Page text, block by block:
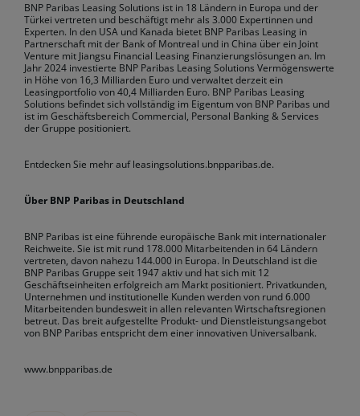
BNP Paribas Leasing Solutions ist in 18 Ländern in Europa und der
Türkei vertreten und beschäftigt mehr als 3.000 Expertinnen und
Experten. In den USA und Kanada bietet BNP Paribas Leasing in
Partnerschaft mit der Bank of Montreal und in China über ein Joint
Venture mit Jiangsu Financial Leasing Finanzierungslösungen an. Im
Jahr 2024 investierte BNP Paribas Leasing Solutions Vermögenswerte
in Höhe von 16,3 Milliarden Euro und verwaltet derzeit ein
Leasingportfolio von 40,4 Milliarden Euro. BNP Paribas Leasing
Solutions befindet sich vollständig im Eigentum von BNP Paribas und
ist im Geschäftsbereich Commercial, Personal Banking & Services
der Gruppe positioniert.
Entdecken Sie mehr auf leasingsolutions.bnpparibas.de.
Über BNP Paribas in Deutschland
BNP Paribas ist eine führende europäische Bank mit internationaler
Reichweite. Sie ist mit rund 178.000 Mitarbeitenden in 64 Ländern
vertreten, davon nahezu 144.000 in Europa. In Deutschland ist die
BNP Paribas Gruppe seit 1947 aktiv und hat sich mit 12
Geschäftseinheiten erfolgreich am Markt positioniert. Privatkunden,
Unternehmen und institutionelle Kunden werden von rund 6.000
Mitarbeitenden bundesweit in allen relevanten Wirtschaftsregionen
betreut. Das breit aufgestellte Produkt- und Dienstleistungsangebot
von BNP Paribas entspricht dem einer innovativen Universalbank.
www.bnpparibas.de